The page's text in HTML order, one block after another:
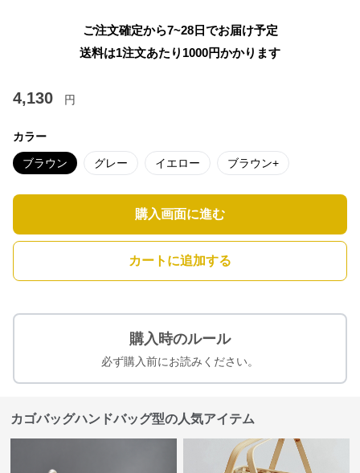
ご注文確定から7~28日でお届け予定
送料は1注文あたり 1000円かかります
4,130 円
カラー
ブラウン グレー イエロー ブラウン+
購入画面に進む
カートに追加する
購入時のルール
必ず購入前にお読みください。
カゴバッグハンドバッグ型の人気アイテム